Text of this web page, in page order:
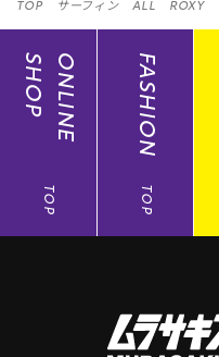
TOP サーフィン ALL ROXY
ONLINE
SHOP
TOP
FASHION
TOP